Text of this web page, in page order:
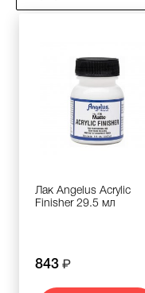
Лак Angelus Acrylic
Finisher 29.5 мл
843